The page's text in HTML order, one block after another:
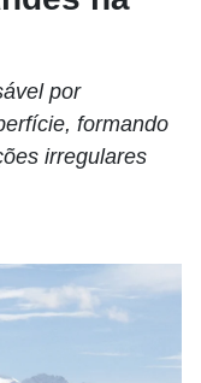
por
formando
irregulares